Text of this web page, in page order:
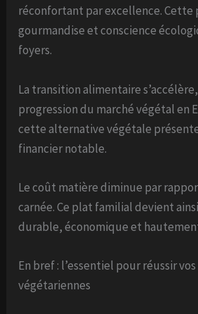
réconfortant par excellence. Cette
gourmandise et conscience
foyers.
La transition alimentaire
progression du marché végétal en
cette alternative végétale
financier notable.
Le coût matière diminue par
carnée. Ce plat familial devient
durable, économique et
En bref : l’essentiel pour réussir vos
végétariennes